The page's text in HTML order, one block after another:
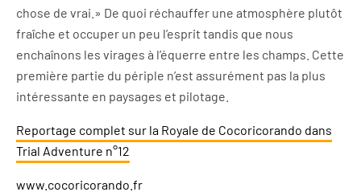
chose de vrai.» De quoi réchauffer une atmosphère plutôt
fraîche et occuper un peu l’esprit tandis que nous
enchaînons les virages à l’équerre entre les champs. Cette
première partie du périple n’est assurément pas la plus
intéressante en paysages et pilotage.
Reportage complet sur la Royale de Cocoricorando dans
Trial Adventure n°12
www.cocoricorando.fr